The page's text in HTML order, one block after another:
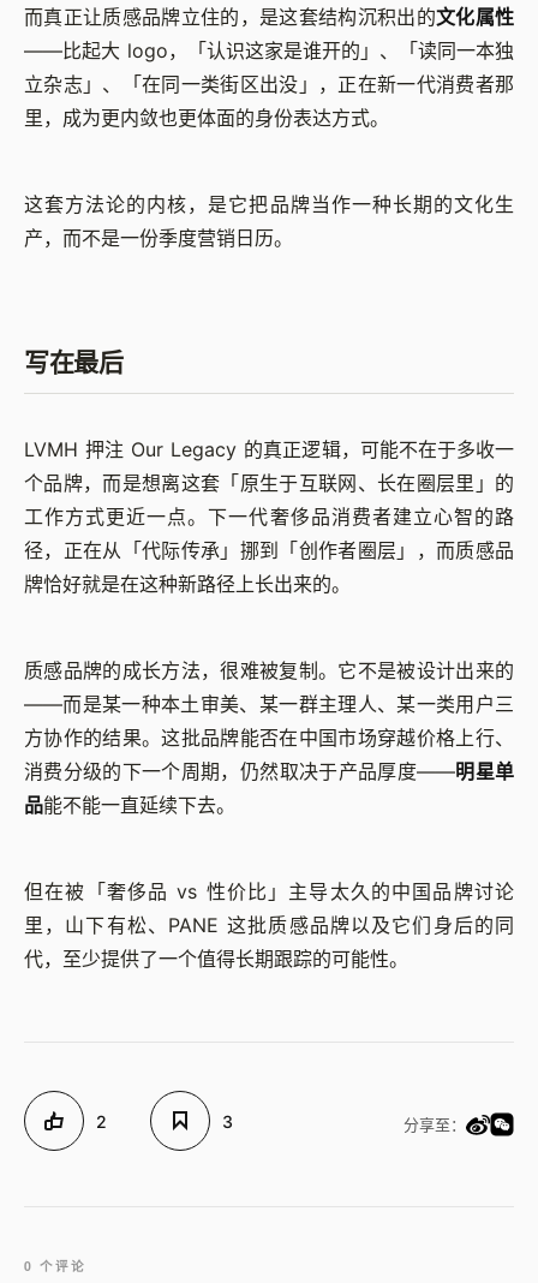
而真正让质感品牌立住的，是这套结构沉积出的文化属性
——比起大 logo，「认识这家是谁开的」、「读同一本独
立杂志」、「在同一类街区出没」，正在新一代消费者那
里，成为更内敛也更体面的身份表达方式。
这套方法论的内核，是它把品牌当作一种长期的文化生
产，而不是一份季度营销日历。
写在最后
LVMH 押注 Our Legacy 的真正逻辑，可能不在于多收一
个品牌，而是想离这套「原生于互联网、长在圈层里」的
工作方式更近一点。下一代奢侈品消费者建立心智的路
径，正在从「代际传承」挪到「创作者圈层」，而质感品
牌恰好就是在这种新路径上长出来的。
质感品牌的成长方法，很难被复制。它不是被设计出来的
——而是某一种本土审美、某一群主理人、某一类用户三
方协作的结果。这批品牌能否在中国市场穿越价格上行、
消费分级的下一个周期，仍然取决于产品厚度——明星单
品能不能一直延续下去。
但在被「奢侈品 vs 性价比」主导太久的中国品牌讨论
里，山下有松、PANE 这批质感品牌以及它们身后的同
代，至少提供了一个值得长期跟踪的可能性。
2 3 分享至：
0 个评论